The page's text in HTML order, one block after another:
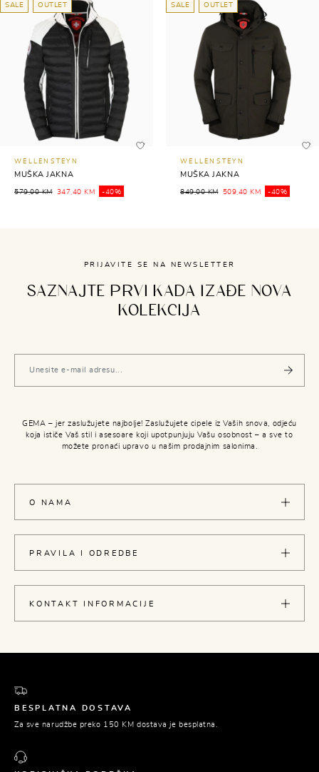
SALE OUTLET
WELLENSTEYN
MUŠKA JAKNA
579,00 KM 347,40 KM -40%
SALE OUTLET
WELLENSTEYN
MUŠKA JAKNA
849,00 KM 509,40 KM -40%
PRIJAVITE SE NA NEWSLETTER
SAZNAJTE PRVI KADA IZAĐE NOVA
KOLEKCIJA
GEMA – jer zaslužujete najbolje! Zaslužujete cipele iz Vaših snova, odjeću
koja ističe Vaš stil i asesoare koji upotpunjuju Vašu osobnost – a sve to
možete pronaći upravo u našim prodajnim salonima.
O NAMA
PRAVILA I ODREDBE
KONTAKT INFORMACIJE
BESPLATNA DOSTAVA
Za sve narudžbe preko 150 KM dostava je besplatna.